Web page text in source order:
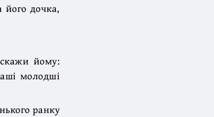
його дочка,
йому:
молодші
ранку